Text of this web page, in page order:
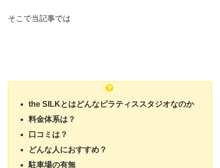
そこで当記事では
the SILKとはどんなピラティススタジオなのか
料金体系は？
口コミは？
どんな人におすすめ？
駐車場の有無